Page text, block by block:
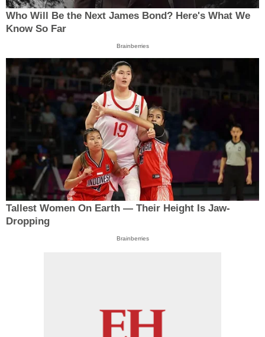
Who Will Be the Next James Bond? Here's What We
Know So Far
Brainberries
Tallest Women On Earth — Their Height Is Jaw-
Dropping
Brainberries